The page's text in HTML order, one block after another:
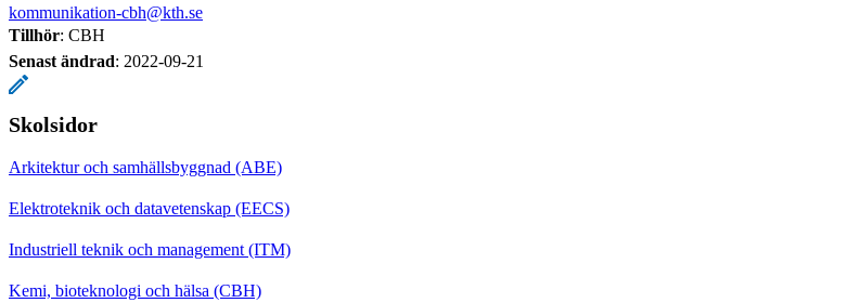
kommunikation-cbh@kth.se
Tillhör: CBH
Senast ändrad: 2022-09-21
Skolsidor
Arkitektur och samhällsbyggnad (ABE)
Elektroteknik och datavetenskap (EECS)
Industriell teknik och management (ITM)
Kemi, bioteknologi och hälsa (CBH)